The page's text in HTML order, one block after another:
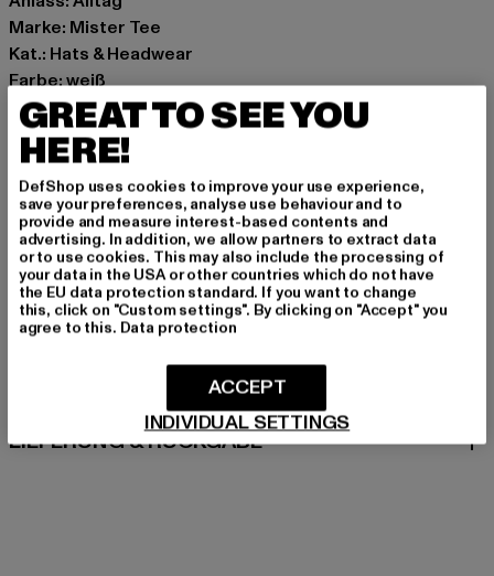
Marke: Mister Tee
Kat.: Hats & Headwear
Farbe: weiß
Hersteller Farbe: white
Materialzusammensetzung: 100% Baumwolle
Art.Nr: MT3840-00220
Hersteller: TB International GmbH |info@tbint.de
Dr.-Robert-Murjahn-Straße 7 | 64372 Ober-Ramstadt |
DE
GRÖSSE & PASSFORM
LIEFERUNG & RÜCKGABE
GREAT TO SEE YOU
HERE!
DefShop uses cookies to improve your use experience,
save your preferences, analyse use behaviour and to
provide and measure interest-based contents and
advertising. In addition, we allow partners to extract data
or to use cookies. This may also include the processing of
your data in the USA or other countries which do not have
the EU data protection standard. If you want to change
this, click on "Custom settings". By clicking on "Accept" you
agree to this. Data protection
INDIVIDUAL SETTINGS
ACCEPT